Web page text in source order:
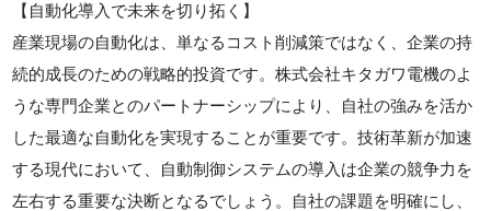
【自動化導入で未来を切り拓く】
産業現場の自動化は、単なるコスト削減策ではなく、企業の持
続的成長のための戦略的投資です。株式会社キタガワ電機のよ
うな専門企業とのパートナーシップにより、自社の強みを活か
した最適な自動化を実現することが重要です。技術革新が加速
する現代において、自動制御システムの導入は企業の競争力を
左右する重要な決断となるでしょう。自社の課題を明確にし、